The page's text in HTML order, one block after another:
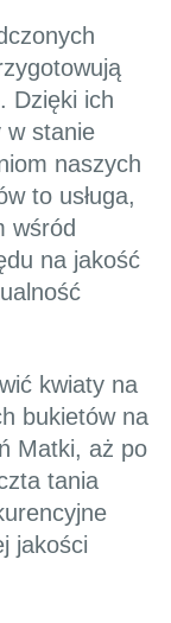
Dzięki ich
w stanie
naszych
to usługa,
wśród
na jakość
kwiaty na
bukietów na
Matki, aż po
tania
jakości